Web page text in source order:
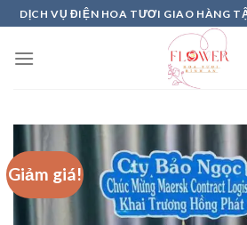
Skip
to
content
DỊCH VỤ ĐIỆN HOA TƯƠI GIAO HÀNG
Giảm giá!